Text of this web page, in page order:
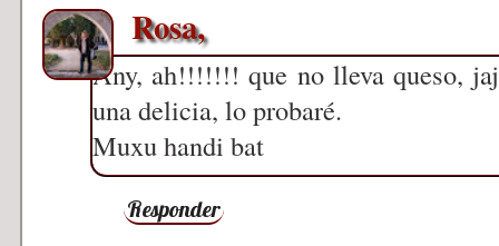
Rosa,
Any, ah!!!!!!! que no lleva queso,
una delicia, lo probaré.
Muxu handi bat
Responder